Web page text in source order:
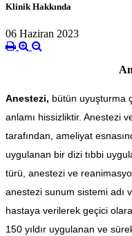
Klinik Hakkında
06 Haziran 2023
Anestezi, bütün uyuşturma
anlamı hissizliktir. Anestezi
tarafından, ameliyat
uygulanan bir dizi tıbbi
türü, anestezi ve
anestezi sunum sistemi adı
hastaya verilerek geçici
150 yıldır uygulanan ve